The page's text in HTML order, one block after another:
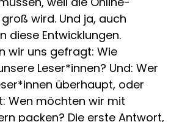
wird. Und ja, auch
diese Entwicklungen.
wir uns gefragt: Wie
Leser*innen? Und: Wer
überhaupt, oder
Wen möchten wir mit
packen? Die erste Antwort,